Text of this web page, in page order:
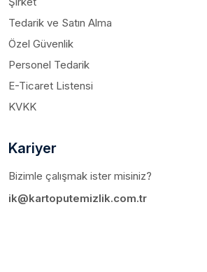
Tedarik ve Satın Alma
Özel Güvenlik
Personel Tedarik
E-Ticaret Listensi
KVKK
Kariyer
Bizimle çalışmak ister misiniz?
ik@kartoputemizlik.com.tr